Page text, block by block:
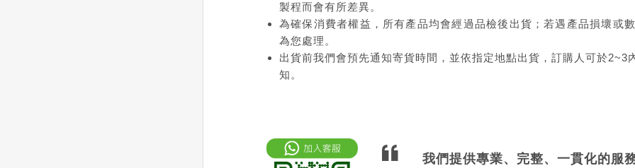
製程而會有所差異。
為確保消費者權益，所有產品均會經過品檢後出貨；若遇產品損壞或
為您處理。
出貨前我們會預先通知寄貨時間，並依指定地點出貨，訂購人可於
知。
我們提供專業、完整、一貫化的服